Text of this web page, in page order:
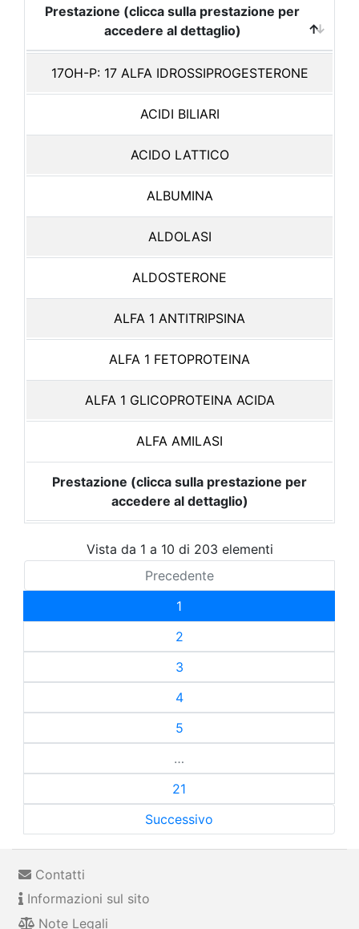
Prestazione (clicca sulla prestazione per
accedere al dettaglio)
17OH-P: 17 ALFA IDROSSIPROGESTERONE
ACIDI BILIARI
ACIDO LATTICO
ALBUMINA
ALDOLASI
ALDOSTERONE
ALFA 1 ANTITRIPSINA
ALFA 1 FETOPROTEINA
ALFA 1 GLICOPROTEINA ACIDA
ALFA AMILASI
Prestazione (clicca sulla prestazione per
accedere al dettaglio)
Vista da 1 a 10 di 203 elementi
Precedente
1
2
3
4
5
…
21
Successivo
Contatti
Informazioni sul sito
Note Legali